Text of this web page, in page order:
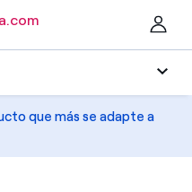
que más se adapte a